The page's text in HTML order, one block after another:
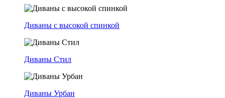
Диваны с высокой спинкой
Диваны Стил
Диваны Урбан